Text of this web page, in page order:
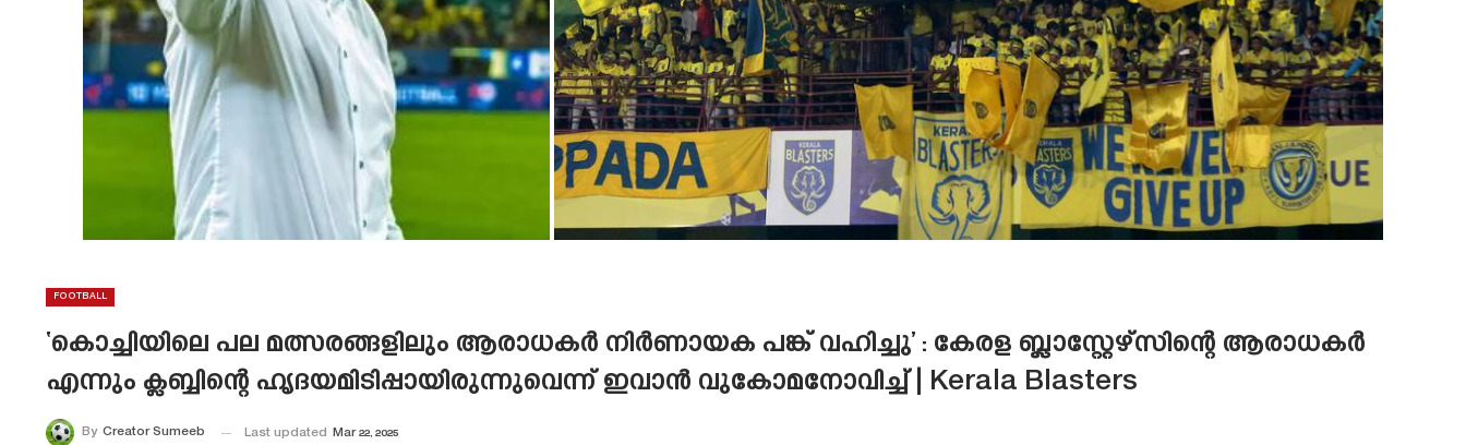
FOOTBALL
‘കൊച്ചിയിലെ പല മത്സരങ്ങളിലും ആരാധകർ നിർണായക പങ്ക് വഹിച്ചു’ : കേരള ബ്ലാസ്റ്റേഴ്സിന്റെ ആരാധകർ
എന്നും ക്ലബ്ബിന്റെ ഹൃദയമിടിപ്പായിരുന്നുവെന്ന് ഇവാൻ വുകോമനോവിച്ച് | Kerala Blasters
By Creator Sumeeb Last updated Mar 22, 2025